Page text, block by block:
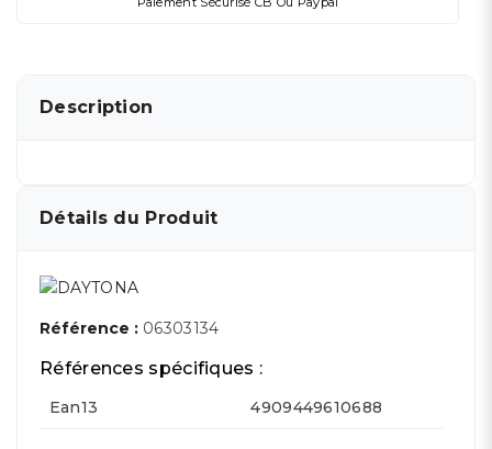
Description
Détails du Produit
Référence : 06303134
Références spécifiques :
Ean13 4909449610688